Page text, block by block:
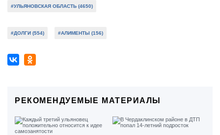
#УЛЬЯНОВСКАЯ ОБЛАСТЬ (4650)
#ДОЛГИ (554) #АЛИМЕНТЫ (156)
РЕКОМЕНДУЕМЫЕ МАТЕРИАЛЫ